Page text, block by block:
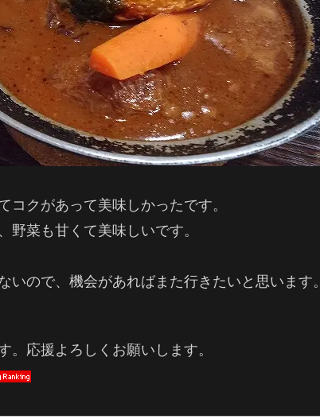
コクがあって美味しかったです。
野菜も甘くて美味しいです。
いので、機会があればまた行きたいと思います。
。応援よろしくお願いします。